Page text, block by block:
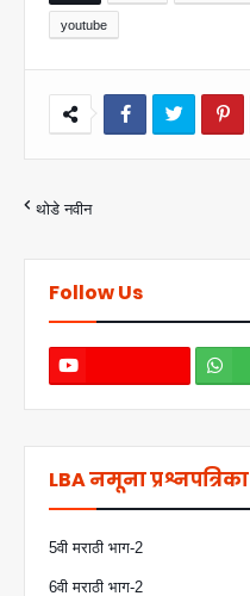
youtube
थोडे नवीन
Follow Us
LBA नमूना प्रश्नपत्रिका
5वी मराठी भाग-2
6वी मराठी भाग-2